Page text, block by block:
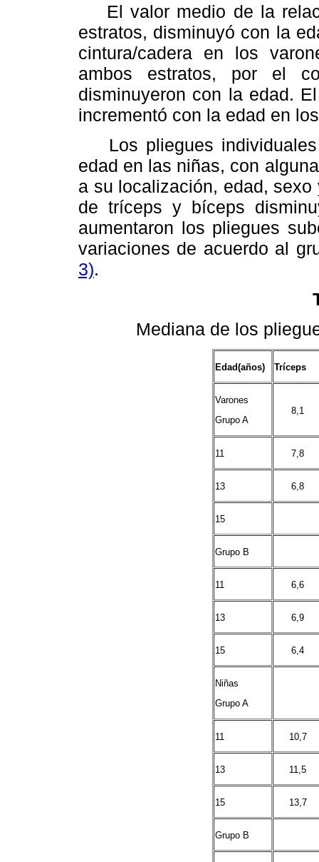
El valor medio de la
estratos, disminuyó con la
cintura/cadera en los
ambos estratos, por el
disminuyeron con la edad.
incrementó con la edad en
Los pliegues individuales
edad en las niñas, con
a su localización, edad,
de tríceps y bíceps
aumentaron los pliegues
variaciones de acuerdo al
3).
Mediana de los
Edad(años) Tríceps
Varones
Grupo A
8,1
11 7,8
13 6,8
15
Grupo B
11 6,6
13 6,9
15 6,4
Niñas
Grupo A
11 10,7
13 11,5
15 13,7
Grupo B